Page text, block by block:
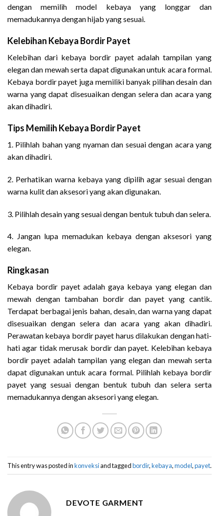
dengan memilih model kebaya yang longgar dan
memadukannya dengan hijab yang sesuai.
Kelebihan Kebaya Bordir Payet
Kelebihan dari kebaya bordir payet adalah tampilan yang
elegan dan mewah serta dapat digunakan untuk acara formal.
Kebaya bordir payet juga memiliki banyak pilihan desain dan
warna yang dapat disesuaikan dengan selera dan acara yang
akan dihadiri.
Tips Memilih Kebaya Bordir Payet
1. Pilihlah bahan yang nyaman dan sesuai dengan acara yang
akan dihadiri.
2. Perhatikan warna kebaya yang dipilih agar sesuai dengan
warna kulit dan aksesori yang akan digunakan.
3. Pilihlah desain yang sesuai dengan bentuk tubuh dan selera.
4. Jangan lupa memadukan kebaya dengan aksesori yang
elegan.
Ringkasan
Kebaya bordir payet adalah gaya kebaya yang elegan dan
mewah dengan tambahan bordir dan payet yang cantik.
Terdapat berbagai jenis bahan, desain, dan warna yang dapat
disesuaikan dengan selera dan acara yang akan dihadiri.
Perawatan kebaya bordir payet harus dilakukan dengan hati-
hati agar tidak merusak bordir dan payet. Kelebihan kebaya
bordir payet adalah tampilan yang elegan dan mewah serta
dapat digunakan untuk acara formal. Pilihlah kebaya bordir
payet yang sesuai dengan bentuk tubuh dan selera serta
memadukannya dengan aksesori yang elegan.
This entry was posted inkonveksiand taggedbordir,kebaya,model,payet.
DEVOTE GARMENT